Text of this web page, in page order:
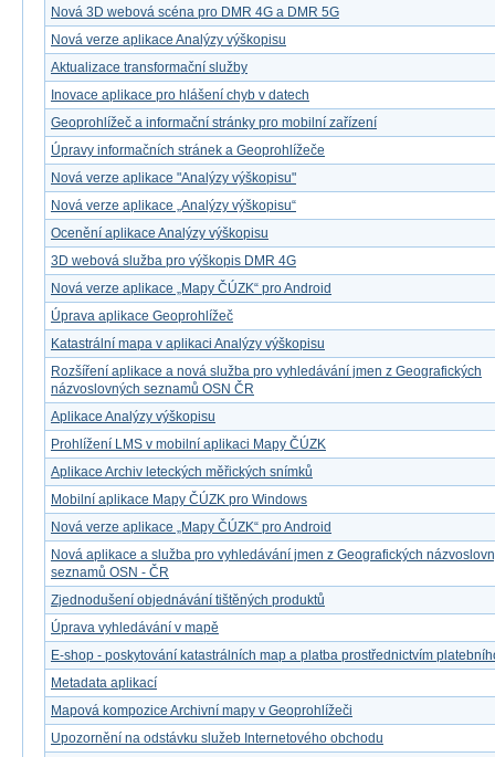
Nová 3D webová scéna pro DMR 4G a DMR 5G
Nová verze aplikace Analýzy výškopisu
Aktualizace transformační služby
Inovace aplikace pro hlášení chyb v datech
Geoprohlížeč a informační stránky pro mobilní zařízení
Úpravy informačních stránek a Geoprohlížeče
Nová verze aplikace "Analýzy výškopisu"
Nová verze aplikace „Analýzy výškopisu“
Ocenění aplikace Analýzy výškopisu
3D webová služba pro výškopis DMR 4G
Nová verze aplikace „Mapy ČÚZK“ pro Android
Úprava aplikace Geoprohlížeč
Katastrální mapa v aplikaci Analýzy výškopisu
Rozšíření aplikace a nová služba pro vyhledávání jmen z Geografických
názvoslovných seznamů OSN ČR
Aplikace Analýzy výškopisu
Prohlížení LMS v mobilní aplikaci Mapy ČÚZK
Aplikace Archiv leteckých měřických snímků
Mobilní aplikace Mapy ČÚZK pro Windows
Nová verze aplikace „Mapy ČÚZK“ pro Android
Nová aplikace a služba pro vyhledávání jmen z Geografických
seznamů OSN - ČR
Zjednodušení objednávání tištěných produktů
Úprava vyhledávání v mapě
E-shop - poskytování katastrálních map a platba prostřednictvím
Metadata aplikací
Mapová kompozice Archivní mapy v Geoprohlížeči
Upozornění na odstávku služeb Internetového obchodu